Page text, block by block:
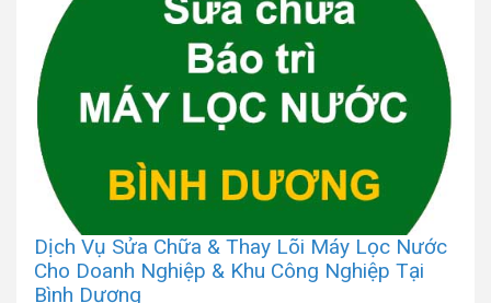
Dịch Vụ Sửa Chữa & Thay Lõi Máy Lọc Nước
Cho Doanh Nghiệp & Khu Công Nghiệp Tại
Bình Dương